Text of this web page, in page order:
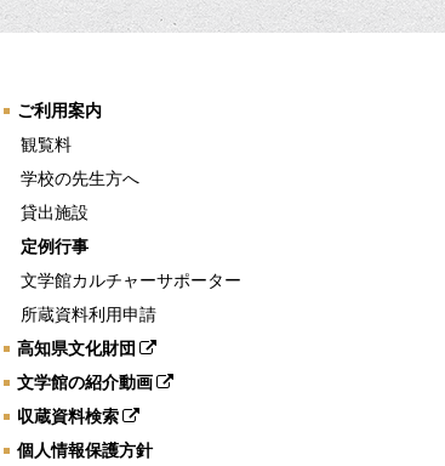
ご利用案内
観覧料
学校の先生方へ
貸出施設
定例行事
文学館カルチャーサポーター
所蔵資料利用申請
高知県文化財団
文学館の紹介動画
収蔵資料検索
個人情報保護方針